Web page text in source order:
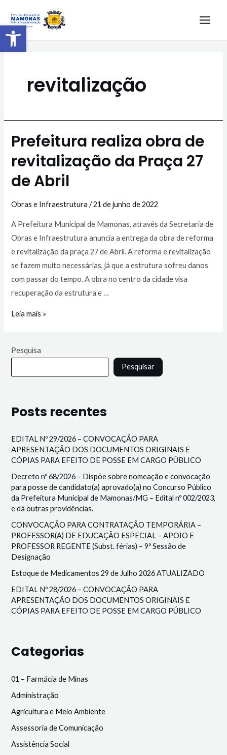
Barra de Ferramentas Aberta
revitalização
Prefeitura realiza obra de
revitalização da Praça 27
de Abril
Obras e Infraestrutura /21 de junho de 2022
A Prefeitura Municipal de Mamonas, através da Secretaria de
Obras e Infraestrutura anuncia a entrega da obra de reforma
e revitalização da praça 27 de Abril. A reforma e revitalização
se fazem muito necessárias, já que a estrutura sofreu danos
com passar do tempo. A obra no centro da cidade visa
recuperação da estrutura e …
Leia mais »
Pesquisa
Pesquisar
Posts recentes
EDITAL Nº 29/2026 – CONVOCAÇÃO PARA
APRESENTAÇÃO DOS DOCUMENTOS ORIGINAIS E
CÓPIAS PARA EFEITO DE POSSE EM CARGO PÚBLICO
Decreto nº 68/2026 – Dispõe sobre nomeação e convocação
para posse de candidato(a) aprovado(a) no Concurso Público
da Prefeitura Municipal de Mamonas/MG – Edital nº 002/2023,
e dá outras providências.
CONVOCAÇÃO PARA CONTRATAÇÃO TEMPORÁRIA –
PROFESSOR(A) DE EDUCAÇÃO ESPECIAL – APOIO E
PROFESSOR REGENTE (Subst. férias) – 9ª Sessão de
Designação
Estoque de Medicamentos 29 de Julho 2026 ATUALIZADO
EDITAL Nº 28/2026 – CONVOCAÇÃO PARA
APRESENTAÇÃO DOS DOCUMENTOS ORIGINAIS E
CÓPIAS PARA EFEITO DE POSSE EM CARGO PÚBLICO
Categorias
01 – Farmácia de Minas
Administração
Agricultura e Meio Ambiente
Assessoria de Comunicação
Assistência Social